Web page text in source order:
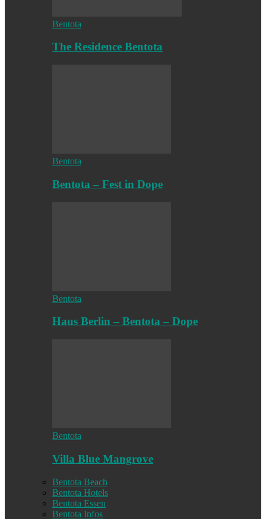
Bentota
The Residence Bentota
Bentota
Bentota – Fest in Dope
Bentota
Haus Berlin – Bentota – Dope
Bentota
Villa Blue Mangrove
Bentota Beach
Bentota Hotels
Bentota Essen
Bentota Infos